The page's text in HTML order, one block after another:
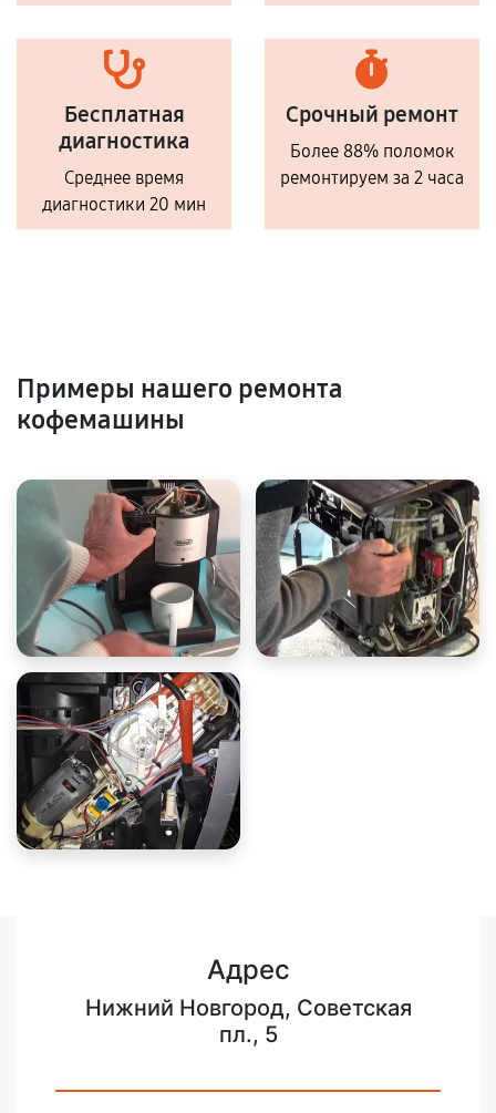
Бесплатная
диагностика
Среднее время
диагностики 20 мин
Срочный ремонт
Более 88% поломок
ремонтируем за 2 часа
Примеры нашего ремонта
кофемашины
Адрес
Нижний Новгород, Советская
пл., 5